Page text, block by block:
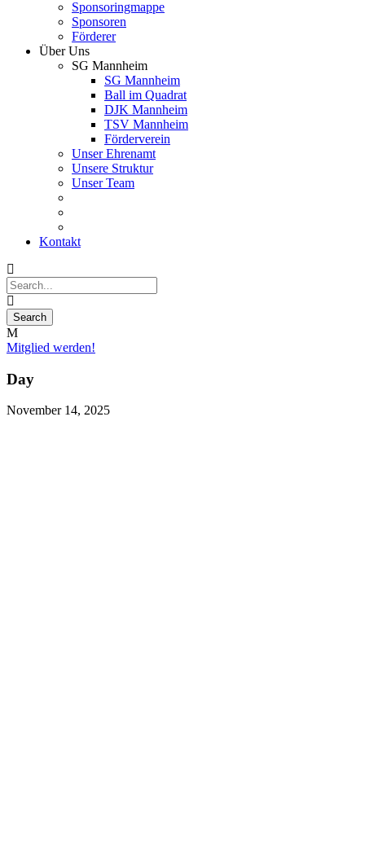
Sponsoringmappe
Sponsoren
Förderer
Über Uns
SG Mannheim
SG Mannheim
Ball im Quadrat
DJK Mannheim
TSV Mannheim
Förderverein
Unser Ehrenamt
Unsere Struktur
Unser Team
Kontakt
Mitglied werden!
Day
November 14, 2025